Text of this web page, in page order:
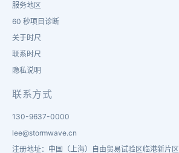
服务地区
60 秒项目诊断
关于时尺
联系时尺
隐私说明
联系方式
130-9637-0000
lee@stormwave.cn
注册地址：中国（上海）自由贸易试验区临港新片区